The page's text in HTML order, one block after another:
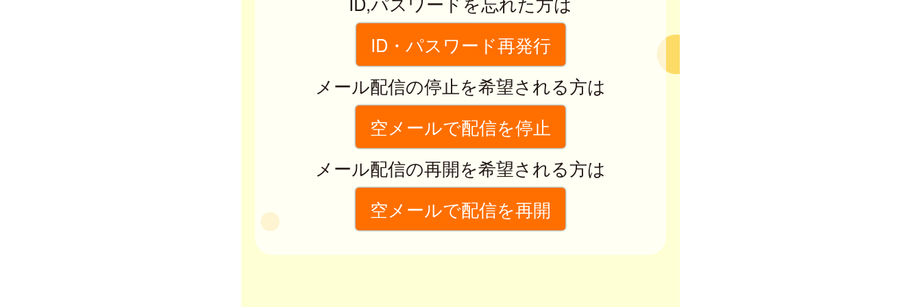
ID・パスワード再発行
メール配信の停止を希望される方は
空メールで配信を停止
メール配信の再開を希望される方は
空メールで配信を再開